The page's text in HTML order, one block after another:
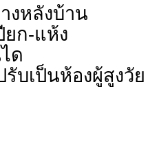
งหลังบ้าน
ยก-แห้ง
ด
บเป็นห้องผู้สูงวั